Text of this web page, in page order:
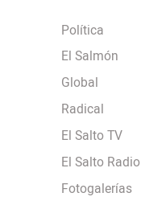
Política
El Salmón
Global
Radical
El Salto TV
El Salto Radio
Fotogalerías